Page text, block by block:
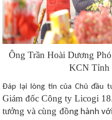
Ông Trần Hoài Dương
KCN Tỉnh
Đáp lại lòng tin của Chủ đầu
Giám đốc Công ty Licogi
tưởng và cùng đồng hành